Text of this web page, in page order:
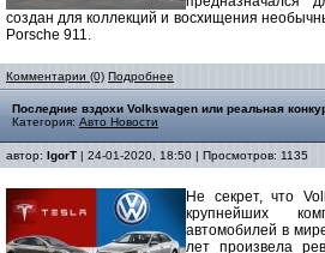
создан для коллекций и восхищения
Porsche 911.
Комментарии (0) Подробнее
Последние вздохи Volkswagen или реальная
Категория: Авто Новости
автор: IgorT | 24-01-2020, 18:50 | Просмотров: 1135
Не секрет, что
крупнейших
автомобилей в
лет произвела